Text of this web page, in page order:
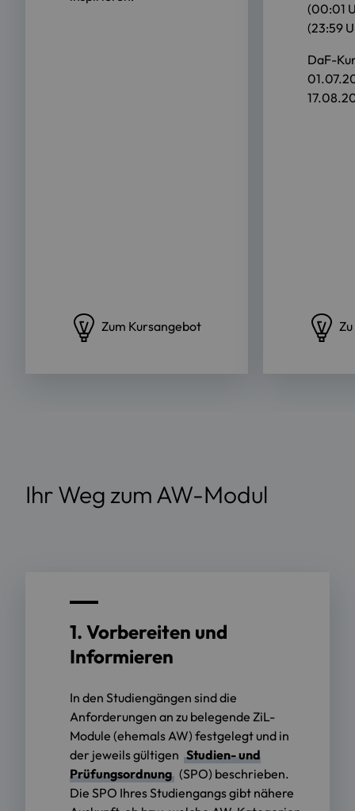
Zum Kursangebot
(00:01
(23:59
DaF-
Ihr Weg zum AW-Modul
1. Vorbereiten und
Informieren
In den Studiengängen sind die
Anforderungen an zu belegende ZiL-
Module (ehemals AW) festgelegt und in
der jeweils gültigen Studien- und
Prüfungsordnung (SPO) beschrieben.
Die SPO Ihres Studiengangs gibt nähere